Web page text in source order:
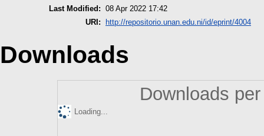
Last Modified: 08 Apr 2022 17:42
URI:
http://repositorio.unan.edu.ni/id/eprint/4004
Downloads
Downloads
Loading...